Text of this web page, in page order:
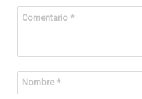
Comentario *
Nombre *